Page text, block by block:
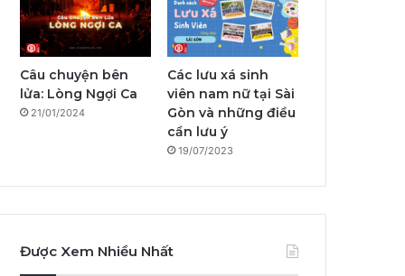
Câu chuyện bên
lửa: Lòng Ngợi Ca
21/01/2024
Các lưu xá sinh
viên nam nữ tại Sài
Gòn và những điều
cần lưu ý
19/07/2023
Được Xem Nhiều Nhất